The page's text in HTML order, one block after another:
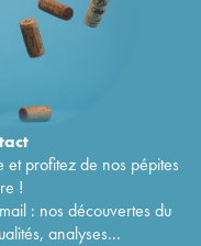
profitez de nos pépites
!
: nos découvertes du
analyses...